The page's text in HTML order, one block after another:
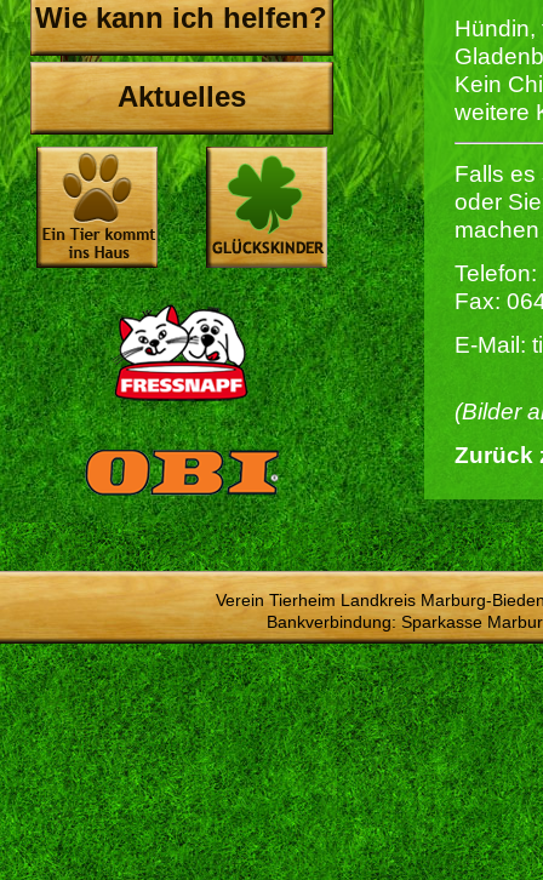
Wie kann ich helfen?
Aktuelles
Hündin,
Kein
weitere
Falls es
oder
Fax:
E-Mail:
(Bilder
Zurück
Verein Tierheim Landkreis Marburg-
Bankverbindung: Sparkasse